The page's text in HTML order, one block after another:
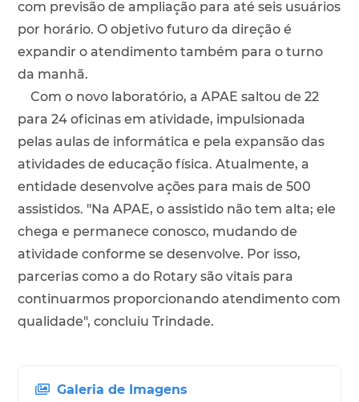
com previsão de ampliação para até seis usuários
por horário. O objetivo futuro da direção é
expandir o atendimento também para o turno
da manhã.
Com o novo laboratório, a APAE saltou de 22
para 24 oficinas em atividade, impulsionada
pelas aulas de informática e pela expansão das
atividades de educação física. Atualmente, a
entidade desenvolve ações para mais de 500
assistidos. "Na APAE, o assistido não tem alta; ele
chega e permanece conosco, mudando de
atividade conforme se desenvolve. Por isso,
parcerias como a do Rotary são vitais para
continuarmos proporcionando atendimento com
qualidade", concluiu Trindade.
Galeria de Imagens